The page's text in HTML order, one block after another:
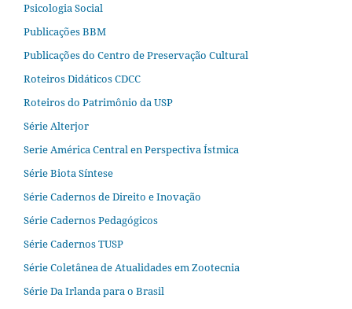
Psicologia Social
Publicações BBM
Publicações do Centro de Preservação Cultural
Roteiros Didáticos CDCC
Roteiros do Patrimônio da USP
Série Alterjor
Serie América Central en Perspectiva Ístmica
Série Biota Síntese
Série Cadernos de Direito e Inovação
Série Cadernos Pedagógicos
Série Cadernos TUSP
Série Coletânea de Atualidades em Zootecnia
Série Da Irlanda para o Brasil